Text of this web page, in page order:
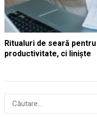
Ritualuri de seară
productivitate, ci liniște
Caută